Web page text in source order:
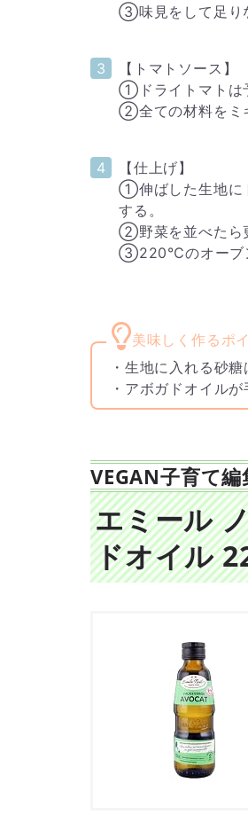
③味見をして足り
【トマトソース】
①ドライトマトは
②全ての材料をミ
【仕上げ】
①伸ばした生地に
する。
②野菜を並べたら
③220℃のオーブ
・生地に入れる砂
・アボガドオイル
VEGAN子育て
エミール
ドオイル